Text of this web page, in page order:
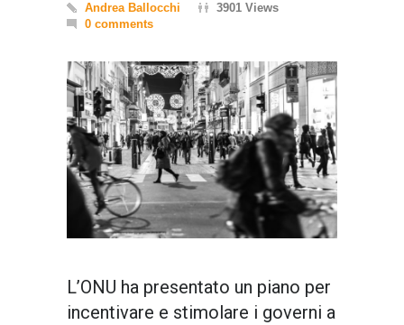
Andrea Ballocchi
3901 Views
0 comments
L’ONU ha presentato un piano per
incentivare e stimolare i governi a